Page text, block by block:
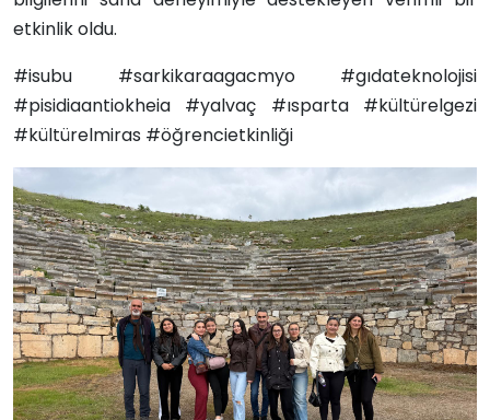
etkinlik oldu.
#isubu #sarkikaraagacmyo #gıdateknolojisi
#pisidiaantiokheia #yalvaç #ısparta #kültürelgezi
#kültürelmiras #öğrencietkinliği